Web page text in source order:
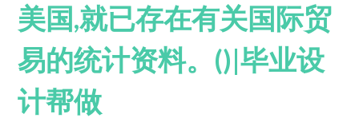
美国,就已存在有关国际贸
易的统计资料。()|毕业设
计帮做